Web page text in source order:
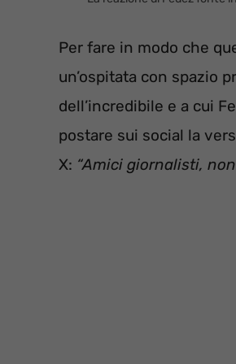
Per fare in modo che
un’ospitata con spazio
dell’incredibile e a cui
postare sui social la
X: “Amici giornalisti,